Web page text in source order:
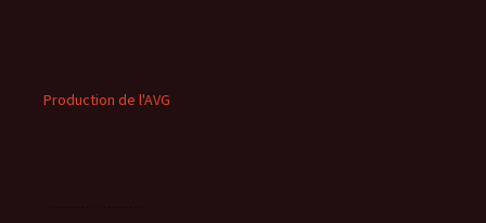
Production de l'AVG